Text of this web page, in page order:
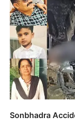
Sonbhadra